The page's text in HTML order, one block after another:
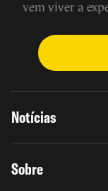
vem viver a
Notícias
Sobre